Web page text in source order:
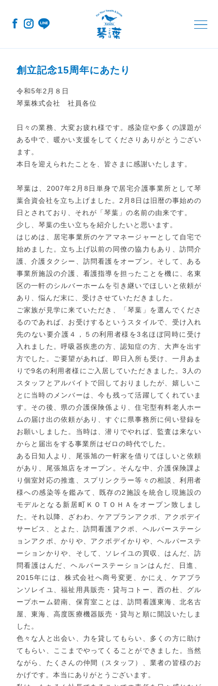
へ
ョ
創立記念15周年にあたり
令和5年2月８日
琴葉株式会社 社員各位
日々の業務、大変お疲れ様です。感染症や多くの課題が
ある中で、暖かい支援をしてくださりありがとうござい
ます。
本日を迎えられたことを、皆さまに感謝いたします。
琴葉は、2007年2月8日単身で居宅介護事業所として琴
葉合資会社を立ち上げました。2月8日は旧暦の事始めの
日とされており、それが「琴葉」の名前の由来です。
少し、琴葉の生い立ちを紹介したいと思います。
はじめは、居宅事業所のケアマネージャーとして自宅で
始めました。立ち上げ以前の同僚の協力もあり、訪問介
護、介護タクシー、訪問看護をオープン。そして、ある
事業所施設の介護、看護指導を担ったことを機に、名東
区の一軒のシルバーホームを引き継いでほしいと依頼が
あり、悩んだ末に、受けさせていただきました。
ご家族が見学に来ていただき、「琴葉」を選んでくださ
るのであれば、お受けするというスタイルで、受け入れ
先のない要介護４，５の利用者様を3名ほぼ同時に受け
入れました。呼吸器疾患の方、認知症の方、大声を出す
方でした。ご要望があれば、即日入所も受け、一月あま
りで9名の利用者様にご入居していただきました。3人の
スタッフとアルバイトで回しておりましたが、嬉しいこ
とに当時のメンバーは、今も残って活躍してくれていま
す。その後、県の介護保険係より、住宅型有料老人ホー
ムの届け出の依頼があり、すぐに県事務所に伺い登録を
お願いしました。当時は、潜りでやれば、監査は来ない
からと届出をする事業所はゼロの時代でした。
ある日知人より、尾張旭の一軒家を借りてほしいと依頼
があり、尾張旭店をオープン。そんな中、介護保険課よ
り個室対応の推進、スプリンクラー等々の相談、利用者
様への感染等を鑑みて、既存の2施設を統合し現施設の
モデルとなる新居町ＫＯＴＯＨＡをオープン致しまし
た。それ以降、ざわわ、ケアプランアクポ、アクポデイ
サービス、とよた、訪問看護アクポ、ヘルパーステーシ
ョンアクポ、かりや、アクポデイかりや、ヘルパーステ
ーションかりや、そして、ソレイユの買収、はんだ、訪
問看護はんだ、ヘルパーステーションはんだ、日進、
2015年には、株式会社へ商号変更、かにえ、ケアプラ
ンソレイユ、福祉用具販売・貸与コトー、西の杜、グル
ープホーム碧南、保育室ことは、訪問看護東海、北名古
屋、東海、高度医療機器販売・貸与と順に開設いたしま
した。
色々な人と出会い、力を貸してもらい、多くの方に助け
てもらい、ここまでやってくることができました。当然
ながら、たくさんの仲間（スタッフ）、業者の皆様のお
かげです。本当にありがとうございます。